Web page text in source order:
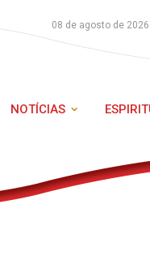
08 de agosto de
NOTÍCIAS